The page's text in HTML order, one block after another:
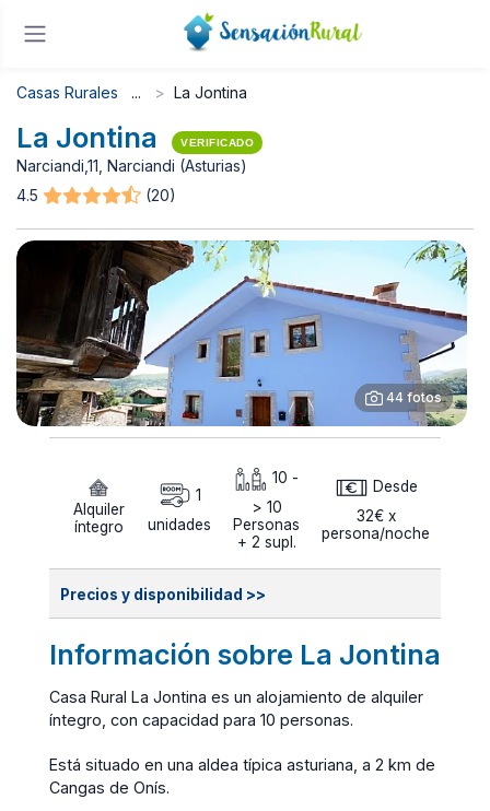
Casas Rurales La Jontina
La Jontina VERIFICADO
Narciandi,11, Narciandi (Asturias)
4.5
(20)
44 fotos
Alquiler
íntegro
1
unidades
10 -
> 10
Personas
+ 2 supl.
Desde
32€ x
persona/noche
Precios y disponibilidad >>
Información sobre La Jontina
Casa Rural La Jontina es un alojamiento de alquiler
íntegro, con capacidad para 10 personas.
Está situado en una aldea típica asturiana, a 2 km de
Cangas de Onís.